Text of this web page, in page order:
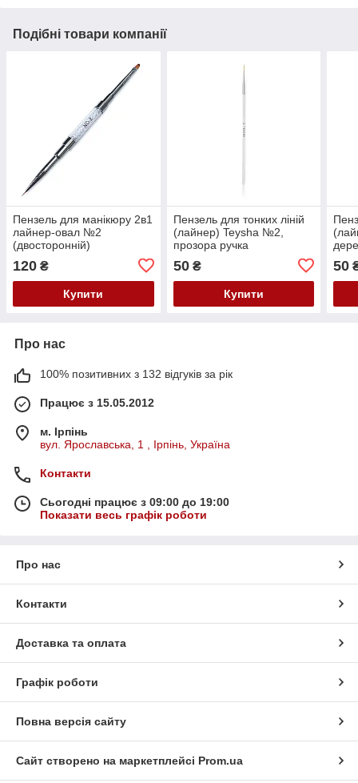
Подібні товари компанії
Пензель для манікюру 2в1
лайнер-овал №2
(двосторонній)
120 ₴
Купити
Пензель для тонких ліній
(лайнер) Teysha №2,
прозора ручка
50₴
Купити
50
Про нас
100% позитивних з 132 відгуків за рік
Працює з 15.05.2012
м. Ірпінь
вул. Ярославська, 1 , Ірпінь, Україна
Контакти
Сьогодні працює з 09:00 до 19:00
Показати весь графік роботи
Про нас
Контакти
Доставка та оплата
Графік роботи
Повна версія сайту
Сайт створено на маркетплейсі Prom.ua